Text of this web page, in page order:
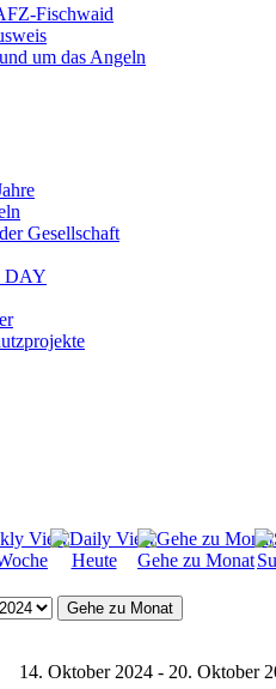
Fischwaid
um das Angeln
Gesellschaft
DAY
Heute Gehe zu Monat
Gehe zu Monat
14. Oktober 2024 - 20. Oktober